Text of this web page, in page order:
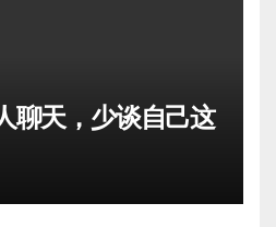
聊天，少谈自己这